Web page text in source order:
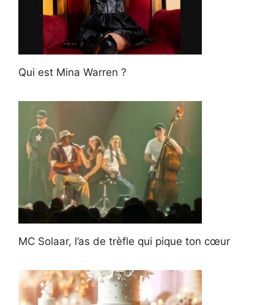
Qui est Mina Warren ?
MC Solaar, l’as de trèfle qui pique ton cœur